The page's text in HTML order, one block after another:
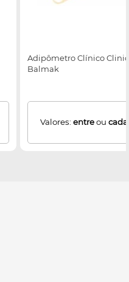
Adipômetro Clínico
Balmak
Valores: entreou